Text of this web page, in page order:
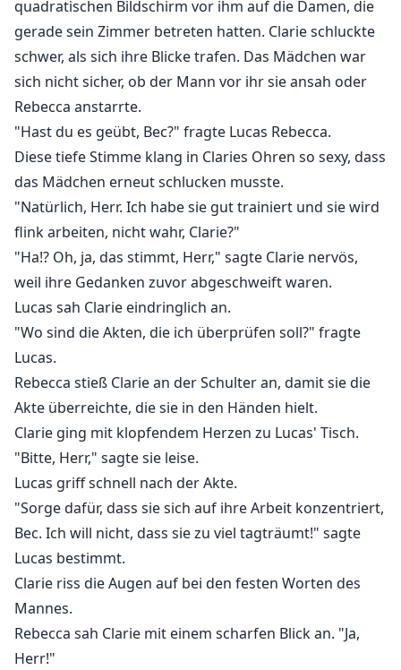
quadratischen Bildschirm vor ihm auf die Damen, die
gerade sein Zimmer betreten hatten. Clarie schluckte
schwer, als sich ihre Blicke trafen. Das Mädchen war
sich nicht sicher, ob der Mann vor ihr sie ansah oder
Rebecca anstarrte.
"Hast du es geübt, Bec?" fragte Lucas Rebecca.
Diese tiefe Stimme klang in Claries Ohren so sexy, dass
das Mädchen erneut schlucken musste.
"Natürlich, Herr. Ich habe sie gut trainiert und sie wird
flink arbeiten, nicht wahr, Clarie?"
"Ha!? Oh, ja, das stimmt, Herr," sagte Clarie nervös,
weil ihre Gedanken zuvor abgeschweift waren.
Lucas sah Clarie eindringlich an.
"Wo sind die Akten, die ich überprüfen soll?" fragte
Lucas.
Rebecca stieß Clarie an der Schulter an, damit sie die
Akte überreichte, die sie in den Händen hielt.
Clarie ging mit klopfendem Herzen zu Lucas' Tisch.
"Bitte, Herr," sagte sie leise.
Lucas griff schnell nach der Akte.
"Sorge dafür, dass sie sich auf ihre Arbeit konzentriert,
Bec. Ich will nicht, dass sie zu viel tagträumt!" sagte
Lucas bestimmt.
Clarie riss die Augen auf bei den festen Worten des
Mannes.
Rebecca sah Clarie mit einem scharfen Blick an. "Ja,
Herr!"